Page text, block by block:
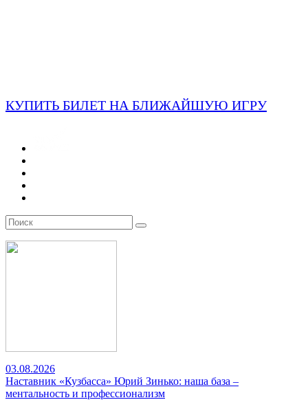
КУПИТЬ БИЛЕТ НА БЛИЖАЙШУЮ ИГРУ
03.08.2026
Наставник «Кузбасса» Юрий Зинько: наша база –
ментальность и профессионализм